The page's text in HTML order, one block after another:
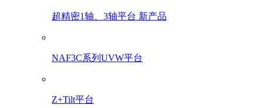
超精密1轴、3轴平台 新产品
NAF3C系列UVW平台
Z+Tilt平台